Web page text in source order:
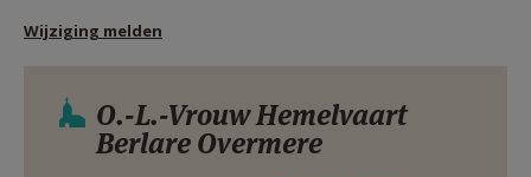
HULP
MIJN PAROCHIE
Wijziging melden
O.-L.-Vrouw Hemelvaart
Berlare Overmere